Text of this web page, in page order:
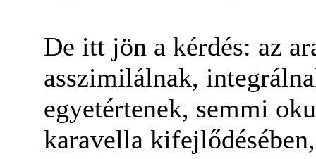
De itt jön a kérdés: az
asszimilálnak,
egyetértenek, semmi
karavella